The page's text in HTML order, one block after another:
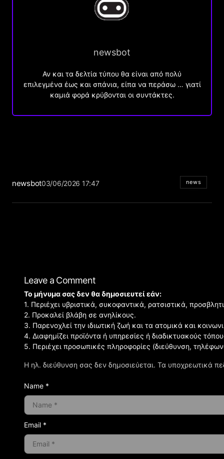
newsbot
Αν και τα δελτία τύπου θα είναι από πολύ
επιλεγμένα έως και σπάνια, είπα να περάσω … γιατί
καμιά φορά κρύβονται οι συντάκτες.
newsbot03/06/2026 17:47 news
Leave a Comment
Η ηλ. διεύθυνση σας δεν δημοσιεύεται. Τα υποχρεωτικά
Το μήνυμα σας δεν θα δημοσιευτεί εάν:
1. Περιέχει υβριστικά, συκοφαντικά, ρατσιστικά,
2. Προκαλεί βλάβη σε ανηλίκους.
3. Παρενοχλεί την ιδιωτική ζωή και τα ατομικά και
4. Διαφημίζει προϊόντα ή υπηρεσίες ή διαδικτυακούς
5. Περιέχει προσωπικές πληροφορίες (διεύθυνση,
Name *
Email *